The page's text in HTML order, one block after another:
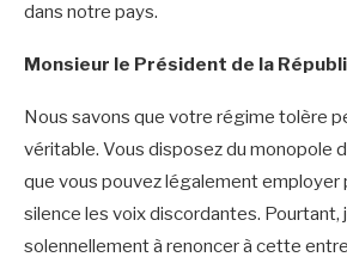
dans notre pays.
Monsieur le Président de la
Nous savons que votre régime tolère
véritable. Vous disposez du monopole
que vous pouvez légalement employer
silence les voix discordantes. Pourtant,
solennellement à renoncer à cette